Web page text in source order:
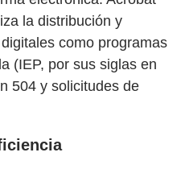
la distribución y
como programas
(IEP, por sus siglas en
504 y solicitudes de